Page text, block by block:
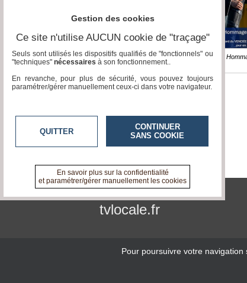
Reportage /
tvlocale.fr
Pour poursuivre votre navigation
Gestion des cookies
Ce site n'utilise AUCUN cookie de "traçage"
Seuls sont utilisés les dispositifs qualifiés de "fonctionnels" ou
"techniques" nécessaires à son fonctionnement..
En revanche, pour plus de sécurité, vous pouvez toujours
paramétrer/gérer manuellement ceux-ci dans votre navigateur.
QUITTER
CONTINUER
SANS COOKIE
En savoir plus sur la confidentialité
et paramétrer/gérer manuellement les cookies